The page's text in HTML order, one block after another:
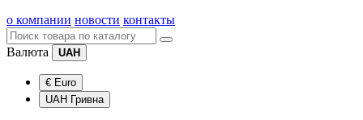
о компании новости контакты
Валюта UAH
€ Euro
UAH Гривна